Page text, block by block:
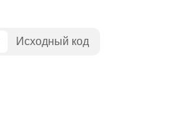
Исходный код